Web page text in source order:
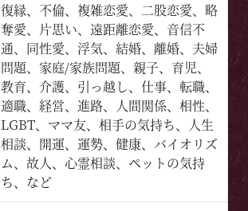
復縁、不倫、複雑恋愛、二股恋愛、略
奪愛、片思い、遠距離恋愛、音信不
通、同性愛、浮気、結婚、離婚、夫婦
問題、家庭/家族問題、親子、育児、
教育、介護、引っ越し、仕事、転職、
適職、経営、進路、人間関係、相性、
LGBT、ママ友、相手の気持ち、人生
相談、開運、運勢、健康、バイオリズ
ム、故人、心霊相談、ペットの気持
ち、など